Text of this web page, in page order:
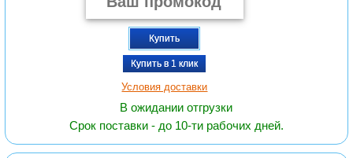
Купить
Купить в 1 клик
Условия доставки
В ожидании отгрузки
Срок поставки - до 10-ти рабочих дней.